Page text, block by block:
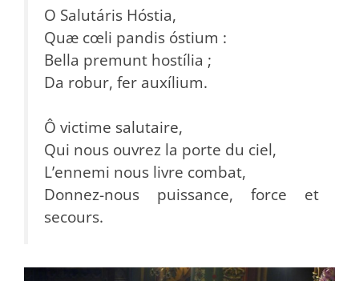
O Salutáris Hóstia,
Quæ cœli pandis óstium :
Bella premunt hostília ;
Da robur, fer auxílium.
Ô victime salutaire,
Qui nous ouvrez la porte du ciel,
L’ennemi nous livre combat,
Donnez-nous puissance, force et
secours.